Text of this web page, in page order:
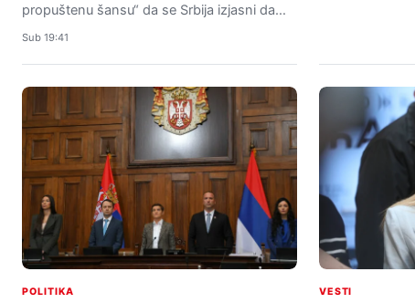
propuštenu šansu“ da se Srbija izjasni da…
Sub 19:41
POLITIKA VESTI